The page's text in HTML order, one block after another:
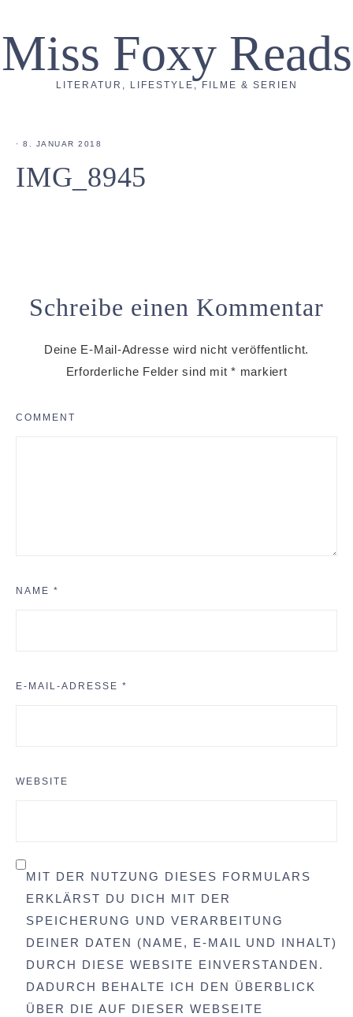
Miss Foxy Reads
LITERATUR, LIFESTYLE, FILME & SERIEN
· 8. JANUAR 2018
IMG_8945
Schreibe einen Kommentar
Deine E-Mail-Adresse wird nicht veröffentlicht.
Erforderliche Felder sind mit * markiert
COMMENT
NAME *
E-MAIL-ADRESSE *
WEBSITE
MIT DER NUTZUNG DIESES FORMULARS
ERKLÄRST DU DICH MIT DER
SPEICHERUNG UND VERARBEITUNG
DEINER DATEN (NAME, E-MAIL UND INHALT)
DURCH DIESE WEBSITE EINVERSTANDEN.
DADURCH BEHALTE ICH DEN ÜBERBLICK
ÜBER DIE AUF DIESER WEBSEITE